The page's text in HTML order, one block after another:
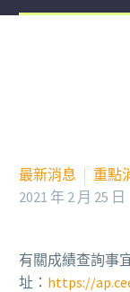
最新消息
重點
2021 年 2 月 25 日
有關成績查詢事
址： https://